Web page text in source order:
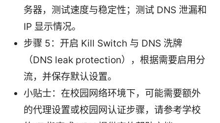
务器，测试速度与稳定性；测试 DNS 泄漏和
IP 显示情况。
步骤 5：开启 Kill Switch 与 DNS 洗牌
（DNS leak protection），根据需要启用分
流，并保存默认设置。
小贴士：在校园网络环境下，可能需要额外
的代理设置或校园网认证步骤，请参考学校